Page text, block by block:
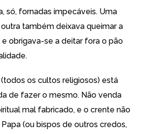
só, fornadas impecáveis. Uma
também deixava queimar a
e obrigava-se a deitar fora o pão
os cultos religiosos) está
de fazer o mesmo. Não venda
mal fabricado, e o crente não
(ou bispos de outros credos,